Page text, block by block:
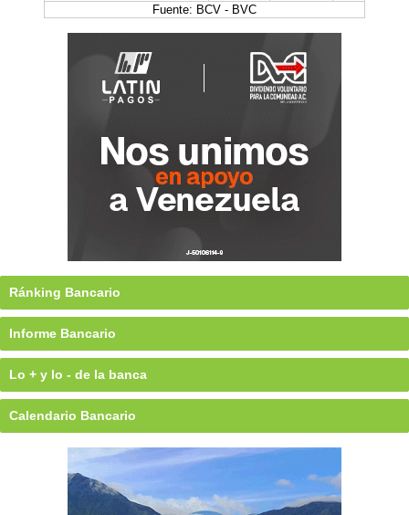
Fuente: BCV - BVC
Ránking Bancario
Informe Bancario
Lo + y lo - de la banca
Calendario Bancario